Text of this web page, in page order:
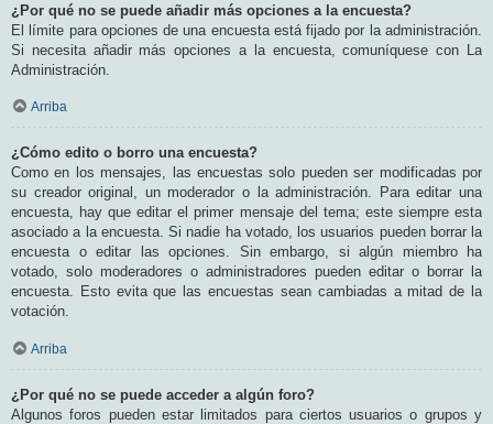
¿Por qué no se puede añadir más opciones a la encuesta?
El límite para opciones de una encuesta está fijado por la administración.
Si necesita añadir más opciones a la encuesta, comuníquese con La
Administración.
Arriba
¿Cómo edito o borro una encuesta?
Como en los mensajes, las encuestas solo pueden ser modificadas por
su creador original, un moderador o la administración. Para editar una
encuesta, hay que editar el primer mensaje del tema; este siempre esta
asociado a la encuesta. Si nadie ha votado, los usuarios pueden borrar la
encuesta o editar las opciones. Sin embargo, si algún miembro ha
votado, solo moderadores o administradores pueden editar o borrar la
encuesta. Esto evita que las encuestas sean cambiadas a mitad de la
votación.
Arriba
¿Por qué no se puede acceder a algún foro?
Algunos foros pueden estar limitados para ciertos usuarios o grupos y